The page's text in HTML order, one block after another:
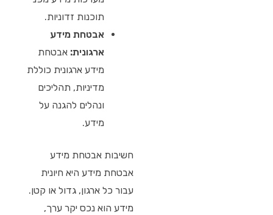
תוכנות זדוניות.
אבטחת מידע
ארגונית: אבטחת
מידע ארגונית כוללת
מדיניות, תהליכים
ונהלים להגנה על
מידע.
חשיבות אבטחת מידע
אבטחת מידע היא חיונית
עבור כל ארגון, גדול או קטן.
מידע הוא נכס יקר ערך,